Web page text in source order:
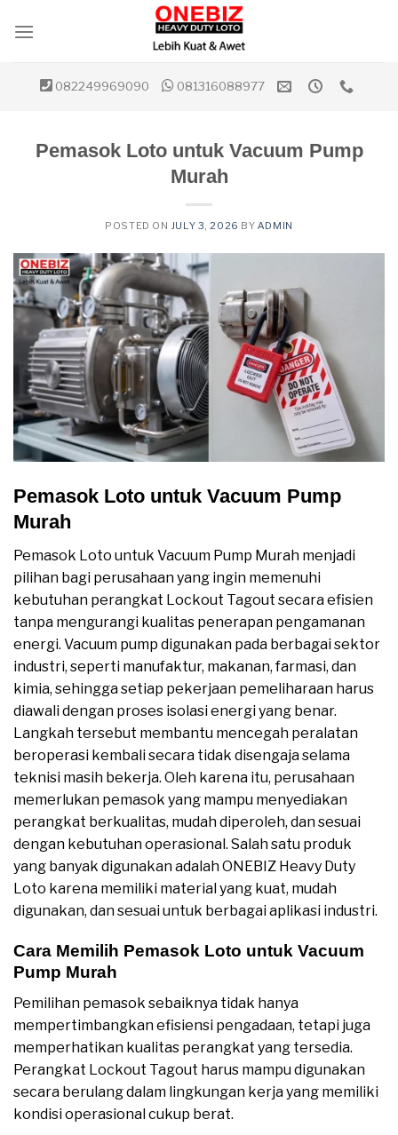
082249969090 081316088977
Pemasok Loto untuk Vacuum Pump
Murah
POSTED ON JULY 3, 2026 BY ADMIN
Pemasok Loto untuk Vacuum Pump
Murah
Pemasok Loto untuk Vacuum Pump Murah menjadi
pilihan bagi perusahaan yang ingin memenuhi
kebutuhan perangkat Lockout Tagout secara efisien
tanpa mengurangi kualitas penerapan pengamanan
energi. Vacuum pump digunakan pada berbagai sektor
industri, seperti manufaktur, makanan, farmasi, dan
kimia, sehingga setiap pekerjaan pemeliharaan harus
diawali dengan proses isolasi energi yang benar.
Langkah tersebut membantu mencegah peralatan
beroperasi kembali secara tidak disengaja selama
teknisi masih bekerja. Oleh karena itu, perusahaan
memerlukan pemasok yang mampu menyediakan
perangkat berkualitas, mudah diperoleh, dan sesuai
dengan kebutuhan operasional. Salah satu produk
yang banyak digunakan adalah ONEBIZ Heavy Duty
Loto karena memiliki material yang kuat, mudah
digunakan, dan sesuai untuk berbagai aplikasi industri.
Cara Memilih Pemasok Loto untuk Vacuum
Pump Murah
Pemilihan pemasok sebaiknya tidak hanya
mempertimbangkan efisiensi pengadaan, tetapi juga
memperhatikan kualitas perangkat yang tersedia.
Perangkat Lockout Tagout harus mampu digunakan
secara berulang dalam lingkungan kerja yang memiliki
kondisi operasional cukup berat.